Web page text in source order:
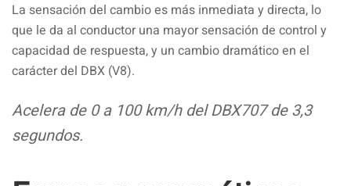
La sensación del cambio es más inmediata y directa, lo
que le da al conductor una mayor sensación de control y
capacidad de respuesta, y un cambio dramático en el
carácter del DBX (V8).
Acelera de 0 a 100 km/h del DBX707 de 3,3
segundos.